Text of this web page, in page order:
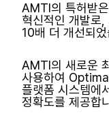
AMTI의 특허받
혁신적인 개발로
10배 더 개선되
AMTI의 새로운
사용하여
플랫폼 시스템에
정확도를 제공합